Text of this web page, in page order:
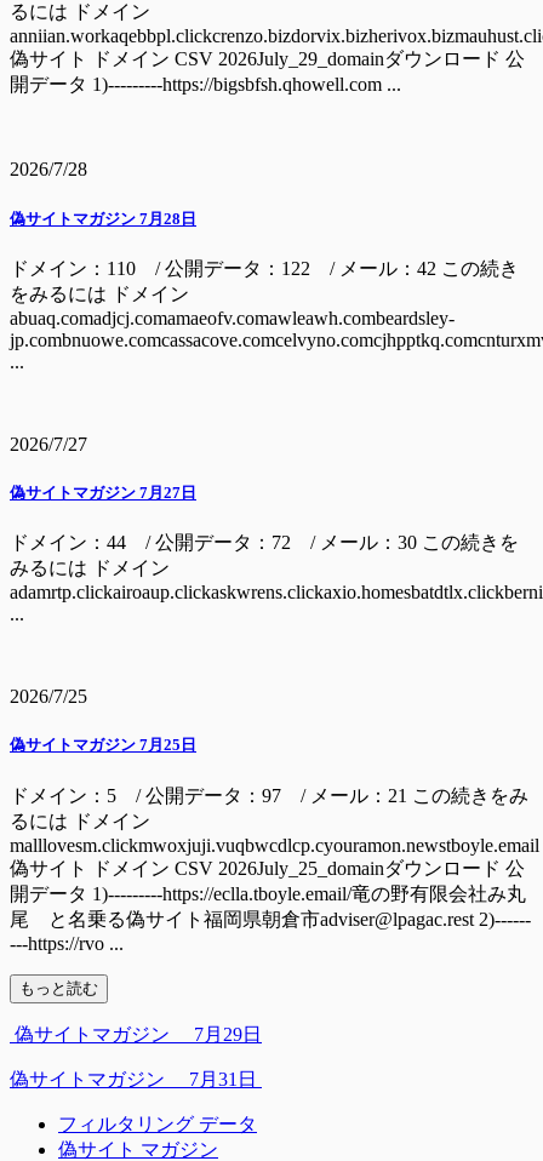
るには ドメイン
偽サイト ドメイン CSV 2026July_29_domainダウンロード 公
開データ 1)---------https://bigsbfsh.qhowell.com ...
2026/7/28
偽サイトマガジン 7月28日
ドメイン：110 / 公開データ：122 / メール：42 この続き
をみるには ドメイン
abuaq.comadjcj.comamaeofv.comawleawh.combeardsley-
...
2026/7/27
偽サイトマガジン 7月27日
ドメイン：44 / 公開データ：72 / メール：30 この続きを
みるには ドメイン
...
2026/7/25
偽サイトマガジン 7月25日
ドメイン：5 / 公開データ：97 / メール：21 この続きをみ
るには ドメイン
malllovesm.clickmwoxjuji.vuqbwcdlcp.cyouramon.newstboyle.email
偽サイト ドメイン CSV 2026July_25_domainダウンロード 公
開データ 1)---------https://eclla.tboyle.email/竜の野有限会社み丸
尾 と名乗る偽サイト福岡県朝倉市adviser@lpagac.rest 2)------
---https://rvo ...
もっと読む
偽サイトマガジン 7月29日
偽サイトマガジン 7月31日
フィルタリング データ
偽サイト マガジン